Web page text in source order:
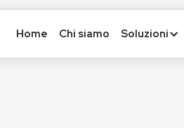
Home Chi siamo Soluzioni